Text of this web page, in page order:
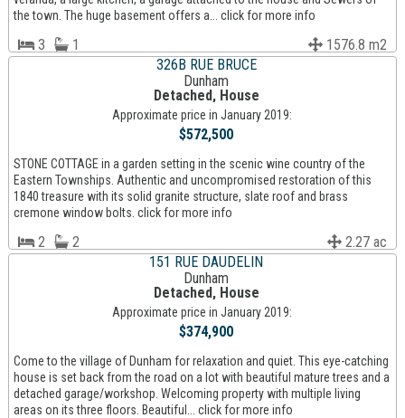
the town. The huge basement offers a... click for more info
3 1
1576.8 m2
326B RUE BRUCE
Dunham
Detached, House
Approximate price in January 2019:
$572,500
STONE COTTAGE in a garden setting in the scenic wine country of the
Eastern Townships. Authentic and uncompromised restoration of this
1840 treasure with its solid granite structure, slate roof and brass
cremone window bolts. click for more info
2 2
2.27 ac
151 RUE DAUDELIN
Dunham
Detached, House
Approximate price in January 2019:
$374,900
Come to the village of Dunham for relaxation and quiet. This eye-catching
house is set back from the road on a lot with beautiful mature trees and a
detached garage/workshop. Welcoming property with multiple living
areas on its three floors. Beautiful... click for more info